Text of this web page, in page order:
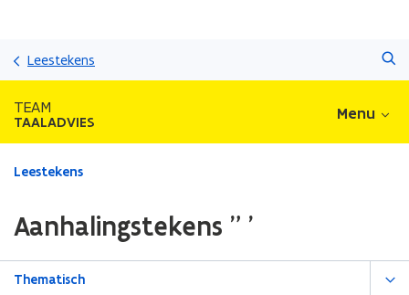
Leestekens
TEAM
TAALADVIES Menu
Gedaan
zich
op:
Leestekens
Aanhalingstekens " '
Thematisch